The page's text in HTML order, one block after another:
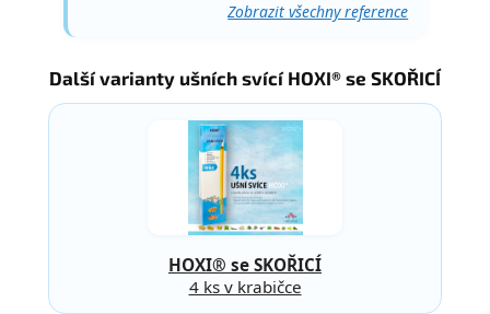
Zobrazit všechny reference
Další varianty ušních svící HOXI® se SKOŘICÍ
HOXI® se SKOŘICÍ
4 ks v krabičce